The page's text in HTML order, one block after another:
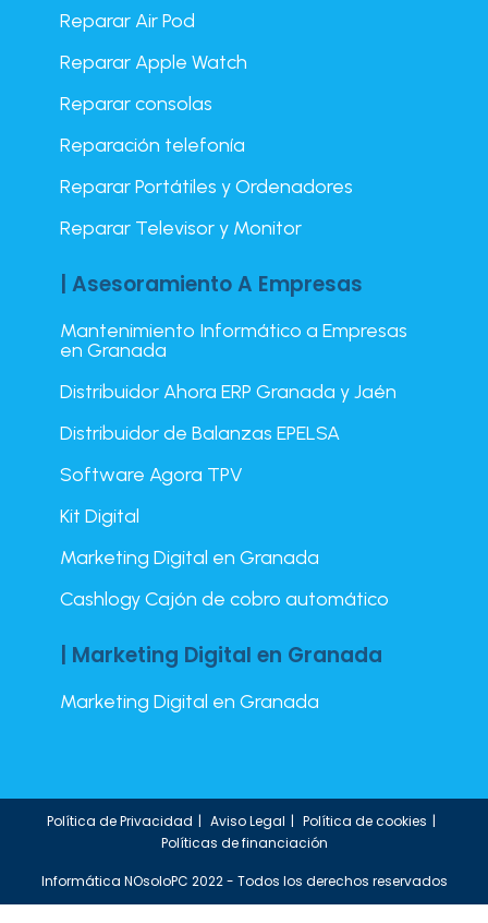
Reparar Air Pod
Reparar Apple Watch
Reparar consolas
Reparación telefonía
Reparar Portátiles y Ordenadores
Reparar Televisor y Monitor
| Asesoramiento A Empresas
Mantenimiento Informático a Empresas
en Granada
Distribuidor Ahora ERP Granada y Jaén
Distribuidor de Balanzas EPELSA
Software Agora TPV
Kit Digital
Marketing Digital en Granada
Cashlogy Cajón de cobro automático
| Marketing Digital en Granada
Marketing Digital en Granada
Política de Privacidad Aviso Legal
Política de cookies
Políticas de financiación
Informática NOsoloPC 2022 - Todos los derechos reservados